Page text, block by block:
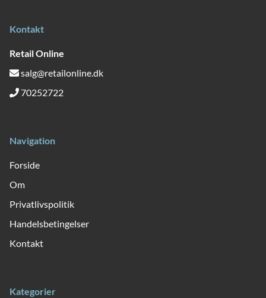
Kontakt
Retail Online
salg@retailonline.dk
70252722
Navigation
Forside
Om
Privatlivspolitik
Handelsbetingelser
Kontakt
Kategorier